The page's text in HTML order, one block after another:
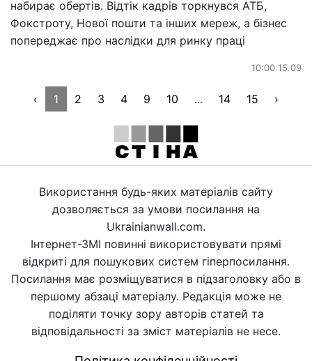
набирає обертів. Відтік кадрів торкнувся АТБ,
Фокстроту, Нової пошти та інших мереж, а бізнес
попереджає про наслідки для ринку праці
10:00 15.09
‹ 1 2 3 4 9 10 ... 14 15 ›
Використання будь-яких матеріалів сайту
дозволяється за умови посилання на
Ukrainianwall.com.
Інтернет-ЗМІ повинні використовувати прямі
відкриті для пошукових систем гіперпосилання.
Посилання має розміщуватися в підзаголовку або в
першому абзаці матеріалу. Редакція може не
поділяти точку зору авторів статей та
відповідальності за зміст матеріалів не несе.